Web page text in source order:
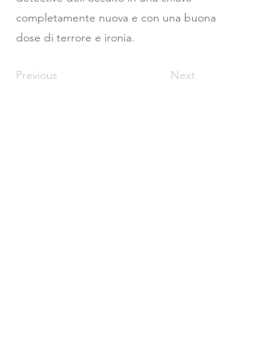
completamente nuova e con una buona
dose di terrore e ironia.
Previous Next